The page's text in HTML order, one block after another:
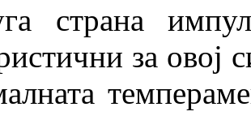
страна
за овој